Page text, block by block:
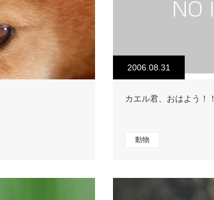
2006.08.31
カエル君、おはよう！！
動物